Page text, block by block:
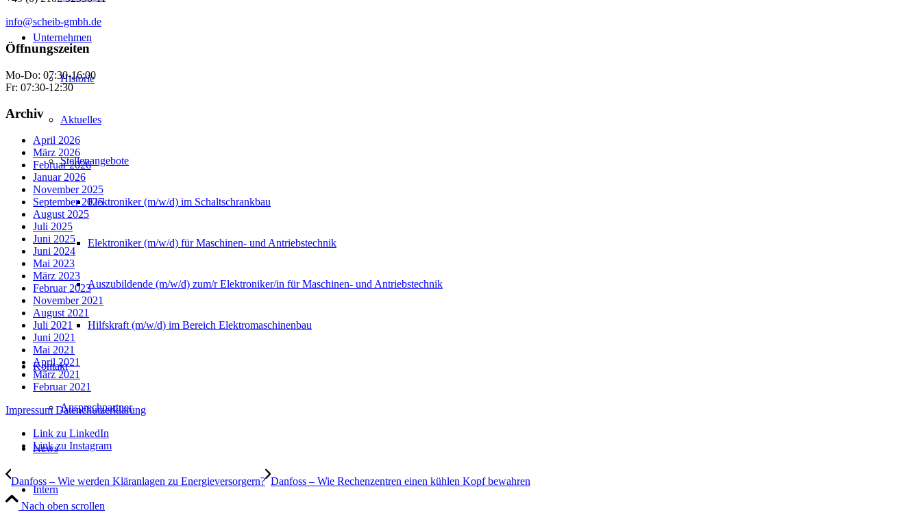
Unternehmen
Historie
Aktuelles
Stellenangebote
Elektroniker (m/w/d) im Schaltschrankbau
Elektroniker (m/w/d) für Maschinen- und Antriebstechnik
Auszubildende (m/w/d) zum/r Elektroniker/in für Maschinen- und Antriebstechnik
Hilfskraft (m/w/d) im Bereich Elektromaschinenbau
Kontakt
Ansprechpartner
News
Intern
info@scheib-gmbh.de
Öffnungszeiten
Mo-Do: 07:30-16:00
Fr: 07:30-12:30
Archiv
April 2026
März 2026
Februar 2026
Januar 2026
November 2025
September 2025
August 2025
Juli 2025
Juni 2025
Juni 2024
Mai 2023
März 2023
Februar 2023
November 2021
August 2021
Juli 2021
Juni 2021
Mai 2021
April 2021
März 2021
Februar 2021
ImpressumDatenchutzerklärung
Link zu LinkedIn
Link zu Instagram
Danfoss – Wie werden Kläranlagen zu Energieversorgern? Danfoss – Wie Rechenzentren einen kühlen Kopf bewahren
Nach oben scrollen